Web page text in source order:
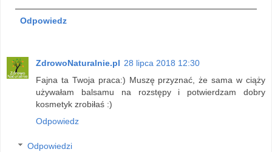
Odpowiedz
ZdrowoNaturalnie.pl 28 lipca 2018 12:30
Fajna ta Twoja praca:) Muszę przyznać, że sama w ciąży
używałam balsamu na rozstępy i potwierdzam dobry
kosmetyk zrobiłaś :)
Odpowiedz
Odpowiedzi